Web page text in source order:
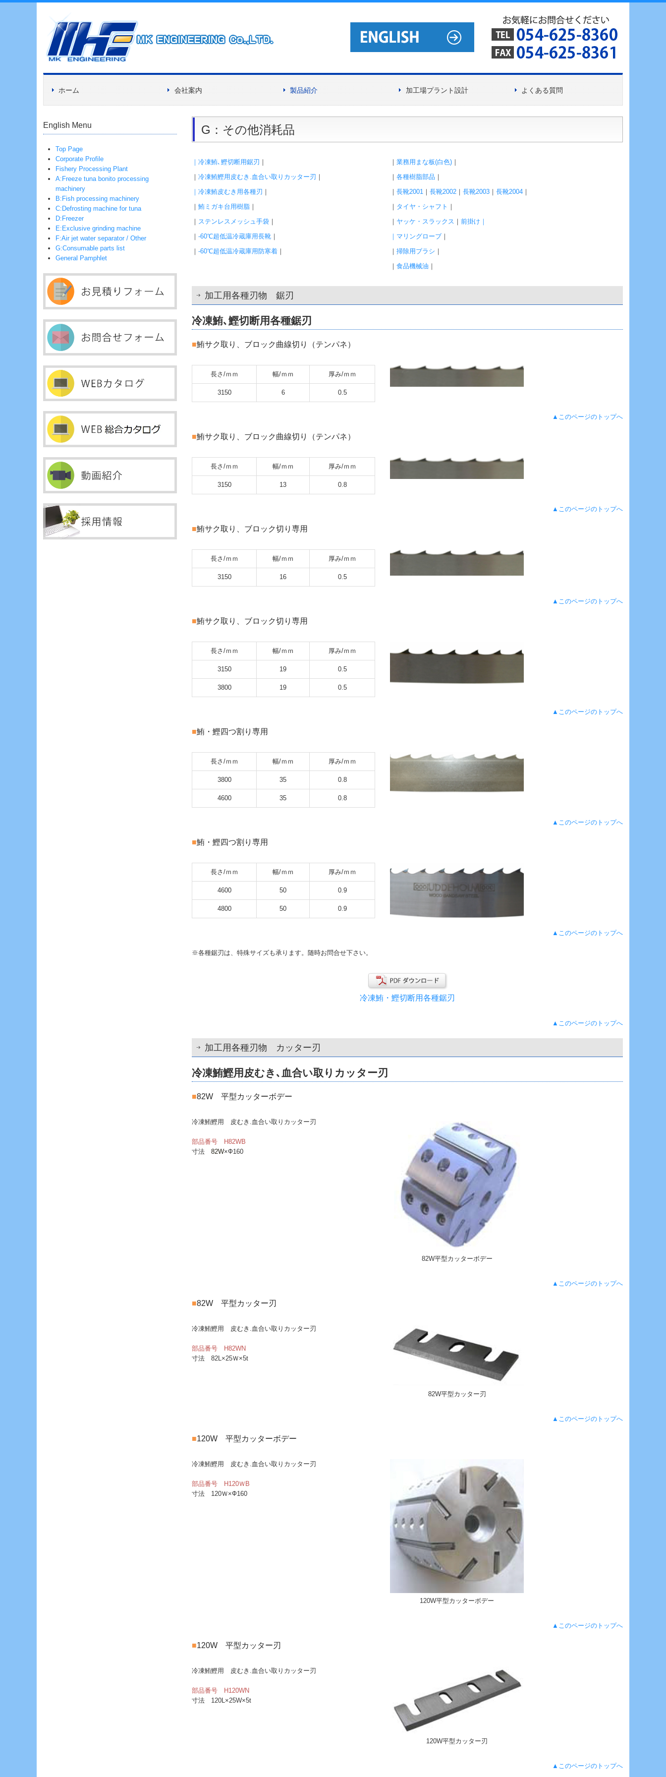
ホーム 会社案内 製品紹介 加工場プラント設計 よくある質問
English Menu
Top Page
Corporate Profile
Fishery Processing Plant
A:Freeze tuna bonito processing
machinery
B:Fish processing machinery
C:Defrosting machine for tuna
D:Freezer
E:Exclusive grinding machine
F:Air jet water separator / Other
G:Consumable parts list
General Pamphlet
G：その他消耗品
｜ 冷凍鮪､鰹切断用鋸刃 ｜
｜ 冷凍鮪鰹用皮むき.血合い取りカッター刃 ｜
｜ 冷凍鮪皮むき用各種刃 ｜
｜ 鮪ミガキ台用樹脂 ｜
｜ ステンレスメッシュ手袋 ｜
｜ -60℃超低温冷蔵庫用長靴 ｜
｜ -60℃超低温冷蔵庫用防寒着 ｜
｜ 業務用まな板(白色) ｜
｜ 各種樹脂部品 ｜
｜ 長靴2001 ｜ 長靴2002 ｜ 長靴2003 ｜ 長靴2004 ｜
｜ タイヤ・シャフト ｜
｜ ヤッケ・スラックス ｜ 前掛け ｜
｜ マリングローブ ｜
｜ 掃除用ブラシ ｜
｜ 食品機械油 ｜
加工用各種刃物 鋸刃
冷凍鮪､鰹切断用各種鋸刃
■鮪サク取り、ブロック曲線切り（テンパネ）
長さ/ｍｍ 幅/ｍｍ 厚み/ｍｍ
3150 6 0.5
▲このページのトップへ
■鮪サク取り、ブロック曲線切り（テンパネ）
長さ/ｍｍ 幅/ｍｍ 厚み/ｍｍ
3150 13 0.8
▲このページのトップへ
■鮪サク取り、ブロック切り専用
長さ/ｍｍ 幅/ｍｍ 厚み/ｍｍ
3150 16 0.5
▲このページのトップへ
■鮪サク取り、ブロック切り専用
長さ/ｍｍ 幅/ｍｍ 厚み/ｍｍ
3150 19 0.5
3800 19 0.5
▲このページのトップへ
■鮪・鰹四つ割り専用
長さ/ｍｍ 幅/ｍｍ 厚み/ｍｍ
3800 35 0.8
4600 35 0.8
▲このページのトップへ
■鮪・鰹四つ割り専用
長さ/ｍｍ 幅/ｍｍ 厚み/ｍｍ
4600 50 0.9
4800 50 0.9
▲このページのトップへ
※各種鋸刃は、特殊サイズも承ります。随時お問合せ下さい。
冷凍鮪・鰹切断用各種鋸刃
▲このページのトップへ
加工用各種刃物 カッター刃
冷凍鮪鰹用皮むき､血合い取りカッター刃
■82W 平型カッターボデー
冷凍鮪鰹用 皮むき.血合い取りカッター刃
部品番号 H82WB
寸法 82W×Ф160
82W平型カッターボデー
▲このページのトップへ
■82W 平型カッター刃
冷凍鮪鰹用 皮むき.血合い取りカッター刃
部品番号 H82WN
寸法 82L×25Ｗ×5t
82W平型カッター刃
▲このページのトップへ
■120W 平型カッターボデー
冷凍鮪鰹用 皮むき.血合い取りカッター刃
部品番号 H120ＷB
寸法 120Ｗ×Ф160
120W平型カッターボデー
▲このページのトップへ
■120W 平型カッター刃
冷凍鮪鰹用 皮むき.血合い取りカッター刃
部品番号 H120WN
寸法 120L×25W×5t
120W平型カッター刃
▲このページのトップへ